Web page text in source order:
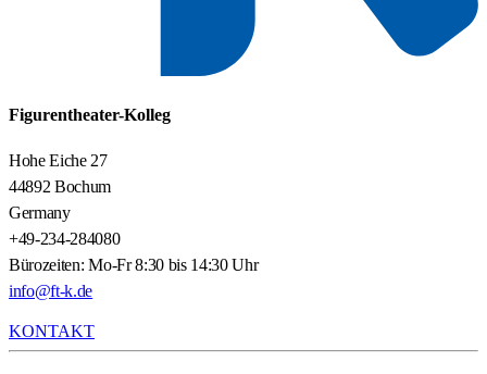
Figurentheater-Kolleg
Hohe Eiche 27
44892 Bochum
Germany
+49-234-284080
Bürozeiten: Mo-Fr 8:30 bis 14:30 Uhr
info@ft-k.de
KONTAKT